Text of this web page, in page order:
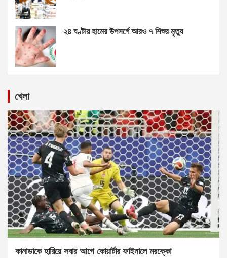
২৪ ঘণ্টায় হামের উপসর্গে আরও ৭ শিশুর মৃত্যু
খেলা
কানাডাকে হারিয়ে সবার আগে কোয়ার্টার ফাইনালে মরক্কো